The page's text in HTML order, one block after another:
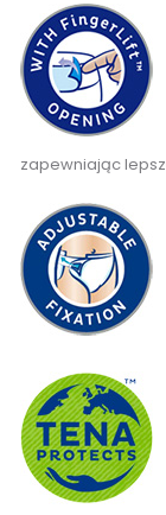
zapewniając